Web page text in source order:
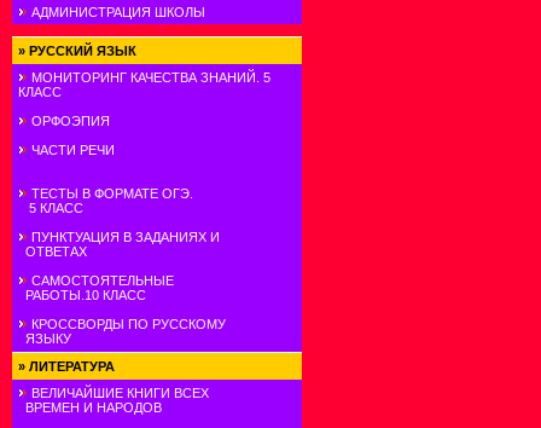
АДМИНИСТРАЦИЯ ШКОЛЫ
» РУССКИЙ ЯЗЫК
МОНИТОРИНГ КАЧЕСТВА ЗНАНИЙ. 5
КЛАСС
ОРФОЭПИЯ
ЧАСТИ РЕЧИ
ТЕСТЫ В ФОРМАТЕ ОГЭ.
5 КЛАСС
ПУНКТУАЦИЯ В ЗАДАНИЯХ И
ОТВЕТАХ
САМОСТОЯТЕЛЬНЫЕ
РАБОТЫ.10 КЛАСС
КРОССВОРДЫ ПО РУССКОМУ
ЯЗЫКУ
» ЛИТЕРАТУРА
ВЕЛИЧАЙШИЕ КНИГИ ВСЕХ
ВРЕМЕН И НАРОДОВ